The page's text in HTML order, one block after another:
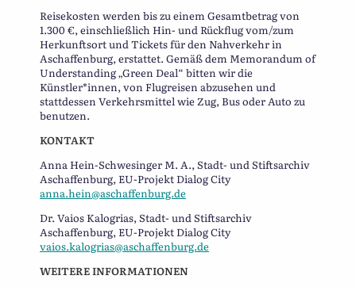
Reisekosten werden bis zu einem Gesamtbetrag von
1.300 €, einschließlich Hin- und Rückflug vom/zum
Herkunftsort und Tickets für den Nahverkehr in
Aschaffenburg, erstattet. Gemäß dem Memorandum of
Understanding „Green Deal“ bitten wir die
Künstler*innen, von Flugreisen abzusehen und
stattdessen Verkehrsmittel wie Zug, Bus oder Auto zu
benutzen.
KONTAKT
Anna Hein-Schwesinger M. A., Stadt- und Stiftsarchiv
Aschaffenburg, EU-Projekt Dialog City
anna.hein@aschaffenburg.de
Dr. Vaios Kalogrias, Stadt- und Stiftsarchiv
Aschaffenburg, EU-Projekt Dialog City
vaios.kalogrias@aschaffenburg.de
WEITERE INFORMATIONEN